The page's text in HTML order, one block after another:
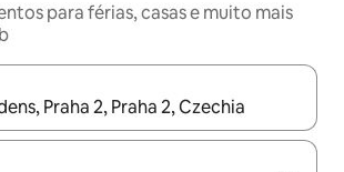
para férias, casas e muito mais
estiverem disponíveis, navegue com